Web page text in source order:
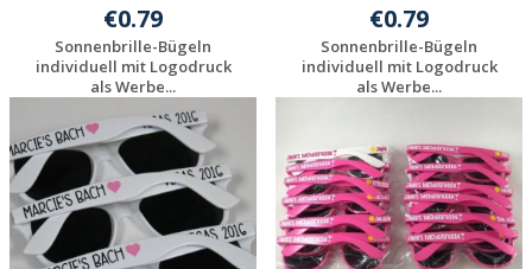
€0.79
Sonnenbrille-Bügeln
individuell mit Logodruck
als Werbe...
Individuelles
Angebot anfordern
€0.79
Sonnenbrille-Bügeln
individuell mit Logodruck
als Werbe...
Angebot anfordern